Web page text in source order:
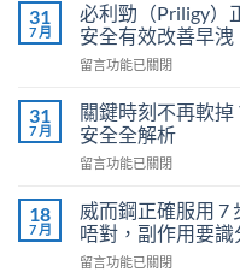
31
7 月
必利勁（Priligy）
安全有效改善早洩
在
利
勁
（Priligy）
正
用
法
全
解
留言功能已關閉
31
7 月
關鍵時刻不再軟
安全全解析
在
鍵
時
刻
不
留言功能已關閉
18
7 月
威而鋼正確服用 7
唔對，副作用要識
在
留言功能已關閉